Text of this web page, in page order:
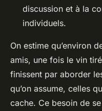
discussion et à la
individuels.
On estime qu’environ
amis, une fois le vin
finissent par aborder
qu’on assume, celles
cache. Ce besoin de